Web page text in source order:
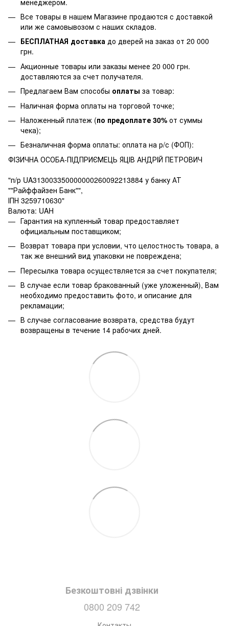
Все товары в нашем Магазине продаются с доставкой
или же самовывозом с наших складов.
БЕСПЛАТНАЯ доставка до дверей на заказ от 20 000
грн.
Акционные товары или заказы менее 20 000 грн.
доставляются за счет получателя.
Предлагаем Вам способы оплаты за товар:
Наличная форма оплаты на торговой точке;
Наложенный платеж (по предоплате 30% от суммы
чека);
Безналичная форма оплаты: оплата на р/с (ФОП):
ФІЗИЧНА ОСОБА-ПІДПРИЄМЕЦЬ ЯЦІВ АНДРІЙ ПЕТРОВИЧ
"п/р UA313003350000000260092213884 у банку АТ
""Райффайзен Банк"",
ІПН 3259710630"
Валюта: UAH
Гарантия на купленный товар предоставляет
официальным поставщиком;
Возврат товара при условии, что целостность товара, а
так же внешний вид упаковки не повреждена;
Пересылка товара осуществляется за счет покупателя;
В случае если товар бракованный (уже уложенный), Вам
необходимо предоставить фото, и описание для
рекламации;
В случае согласование возврата, средства будут
возвращены в течение 14 рабочих дней.
Безкоштовні дзвінки
0800 209 742